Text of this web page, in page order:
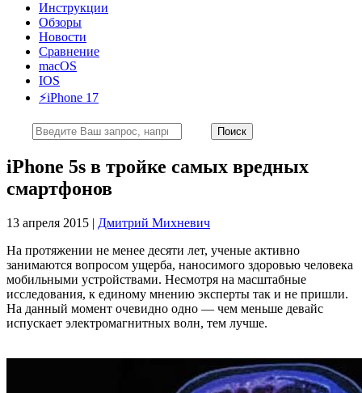
Инструкции
Обзоры
Новости
Сравнение
macOS
IOS
⚡️iPhone 17
iPhone 5s в тройке самых вредных
смартфонов
13 апреля 2015 | Дмитрий Михневич
На протяжении не менее десяти лет, ученые активно
занимаются вопросом ущерба, наносимого здоровью человека
мобильными устройствами. Несмотря на масштабные
исследования, к единому мнению эксперты так и не пришли.
На данный момент очевидно одно — чем меньше девайс
испускает электромагнитных волн, тем лучше.